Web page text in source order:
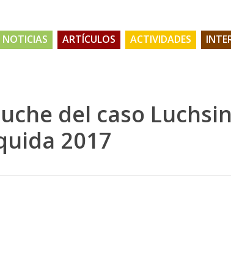
NOTICIAS ARTÍCULOS ACTIVIDADES
del caso
2017